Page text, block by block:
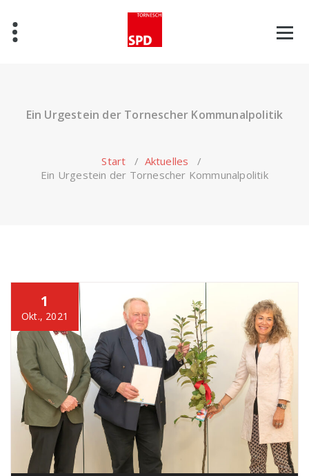
Inhalt
springen
Ein Urgestein der Tornescher Kommunalpolitik
Start / Aktuelles /
Ein Urgestein der Tornescher Kommunalpolitik
1
Okt., 2021